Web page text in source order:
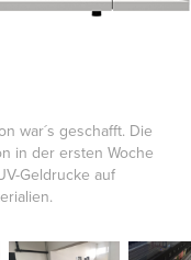
war´s geschafft. Die
in der ersten Woche
Geldrucke auf